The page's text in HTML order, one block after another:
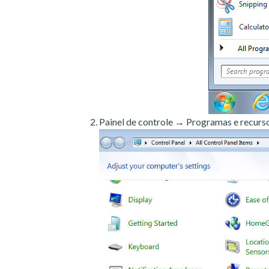
Painel de controle → Programas e